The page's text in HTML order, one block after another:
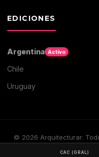
EDICIONES
Argentina Activo
Chile
Uruguay
© 2026 Arquitecturar.
CAC (GRAL)